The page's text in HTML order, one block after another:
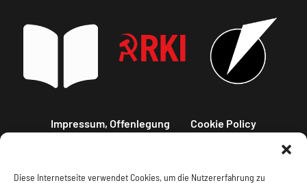
Diese Internetseite verwendet Cookies, um die Nutzererfahrung zu
Impressum, Offenlegung Cookie Policy